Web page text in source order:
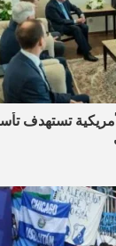
الأمريكية تستهدف